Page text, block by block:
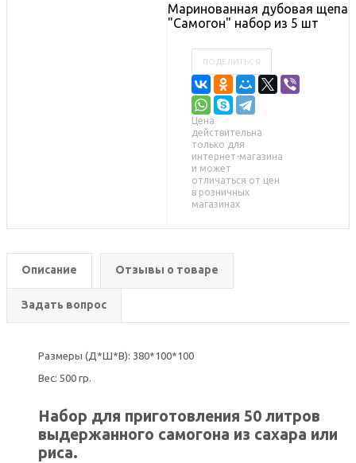
Маринованная дубовая щепа
"Самогон" набор из 5 шт
ПОДЕЛИТЬСЯ
Цена
действительна
только для
интернет-магазина
и может
отличаться от цен
в розничных
магазинах
Описание Отзывы о товаре
Задать вопрос
Размеры (Д*Ш*В): 380*100*100
Вес: 500 гр.
Набор для приготовления 50 литров
выдержанного самогона из сахара или
риса.